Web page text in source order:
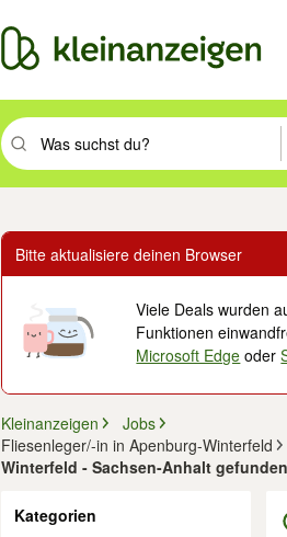
Suchbegriff eingeben. Eingabetaste
Bitte aktualisiere deinen Browser
Viele Deals wurden
Funktionen
Microsoft Edge oder
Kleinanzeigen
Jobs
Fliesenleger/-in in Apenburg-Winterfeld
Winterfeld - Sachsen-Anhalt
Kategorien